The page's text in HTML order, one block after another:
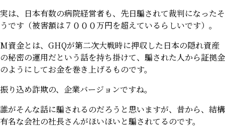
実は、日本有数の病院経営者も、先日騙されて裁判になったそ
うです（被害額は７０００万円を超えているらしいです）。
M資金とは、GHQが第二次大戦時に押収した日本の隠れ資産
の秘密の運用だという話を持ち掛けて、騙された人から証拠金
のようにしてお金を巻き上げるものです。
振り込め詐欺の、企業バージョンですね。
誰がそんな話に騙されるのだろうと思いますが、昔から、結構
有名な会社の社長さんがほいほいと騙されてるのです。